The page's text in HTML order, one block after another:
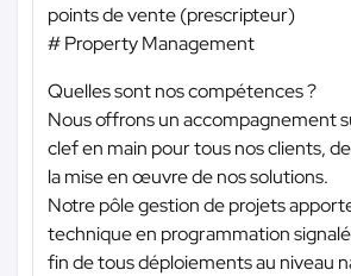
points de vente (prescripteur)
# Property Management
Quelles sont nos compétences ?
Nous offrons un accompagnement
clef en main pour tous nos clients, de
la mise en œuvre de nos solutions.
Notre pôle gestion de projets
technique en programmation
fin de tous déploiements au niveau